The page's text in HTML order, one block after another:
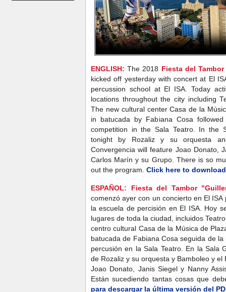
ENGLISH: The 2018 Fiesta del
kicked off yesterday with concert at El
percussion school at El ISA. Today
locations throughout the city including
The new cultural center Casa de la
in batucada by Fabiana Cosa
competition in the Sala Teatro. In the
tonight by Rozaliz y su orquesta
Convergencia will feature Joao Donato,
Carlos Marín y su Grupo. There is so
out the program. Click here to
ESPAÑOL:
Fiesta del Tambor
comenzó ayer con un concierto en El
la escuela de percisión en El ISA. Hoy
lugares de toda la ciudad, incluidos
centro cultural Casa de la Música de
batucada de Fabiana Cosa seguida de
percusión en la Sala Teatro. En la Sala
de Rozaliz y su orquesta y Bamboleo y
Joao Donato, Janis Siegel y Nanny
Están sucediendo tantas cosas que
para descargar la última versión del